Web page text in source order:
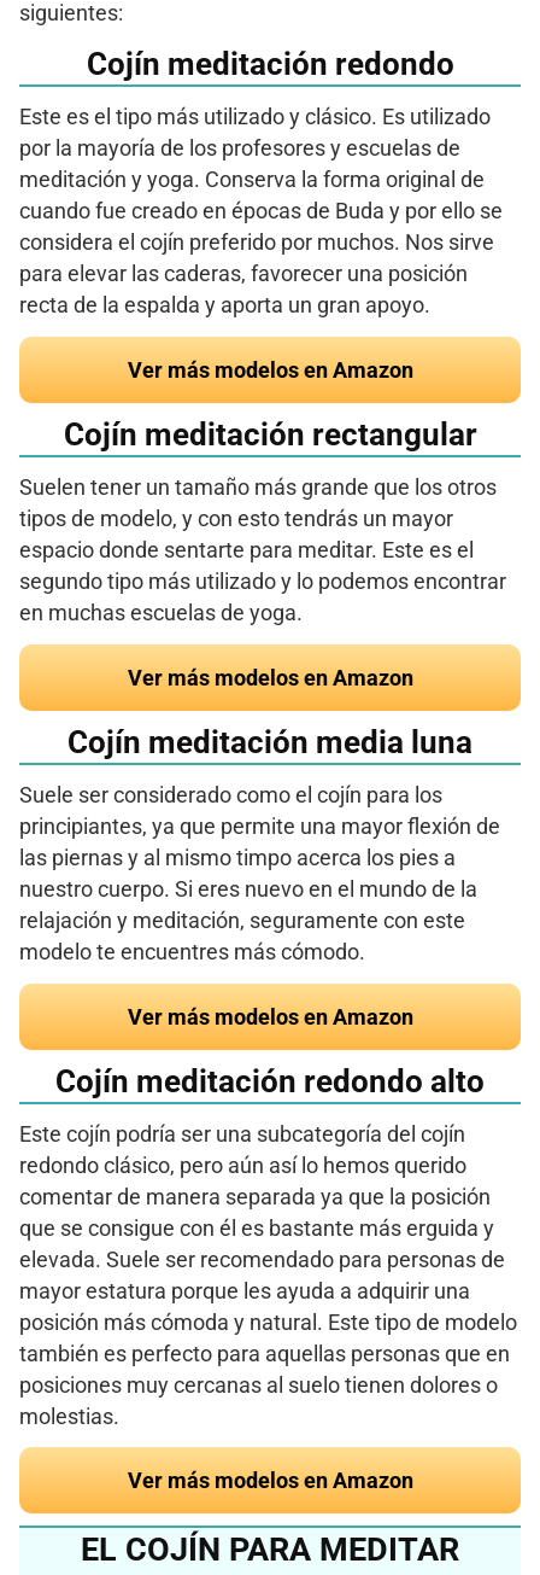
siguientes:
Cojín meditación redondo
Este es el tipo más utilizado y clásico. Es utilizado
por la mayoría de los profesores y escuelas de
meditación y yoga. Conserva la forma original de
cuando fue creado en épocas de Buda y por ello se
considera el cojín preferido por muchos. Nos sirve
para elevar las caderas, favorecer una posición
recta de la espalda y aporta un gran apoyo.
Ver más modelos en Amazon
Cojín meditación rectangular
Suelen tener un tamaño más grande que los otros
tipos de modelo, y con esto tendrás un mayor
espacio donde sentarte para meditar. Este es el
segundo tipo más utilizado y lo podemos encontrar
en muchas escuelas de yoga.
Ver más modelos en Amazon
Cojín meditación media luna
Suele ser considerado como el cojín para los
principiantes, ya que permite una mayor flexión de
las piernas y al mismo timpo acerca los pies a
nuestro cuerpo. Si eres nuevo en el mundo de la
relajación y meditación, seguramente con este
modelo te encuentres más cómodo.
Ver más modelos en Amazon
Cojín meditación redondo alto
Este cojín podría ser una subcategoría del cojín
redondo clásico, pero aún así lo hemos querido
comentar de manera separada ya que la posición
que se consigue con él es bastante más erguida y
elevada. Suele ser recomendado para personas de
mayor estatura porque les ayuda a adquirir una
posición más cómoda y natural. Este tipo de modelo
también es perfecto para aquellas personas que en
posiciones muy cercanas al suelo tienen dolores o
molestias.
Ver más modelos en Amazon
EL COJÍN PARA MEDITAR